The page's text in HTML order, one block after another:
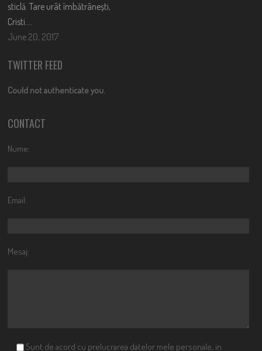
sticlă. Tare urât îmbătrânești,
Cristi….
June 20, 2017
TWITTER FEED
Could not authenticate you.
CONTACT
Nume:
Email:
Mesaj:
Sunt de acord cu prelucrarea datelor mele personale, in